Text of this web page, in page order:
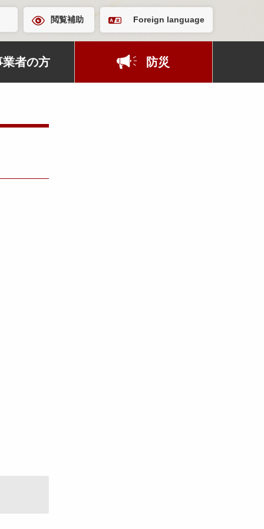
閲覧補助 Foreign language
業者の方 防災